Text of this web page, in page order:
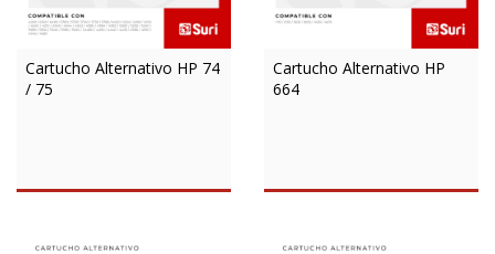
Cartucho Alternativo HP 74
/ 75
Cartucho Alternativo HP
664